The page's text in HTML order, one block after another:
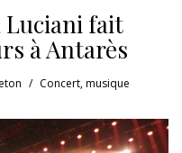
Luciani fait
à Antarès
Concert,musique